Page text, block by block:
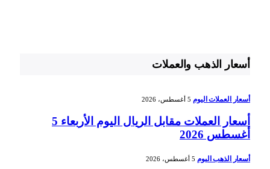
أسعار الذهب والعملات
أسعار العملات اليوم 5 أغسطس، 2026
أسعار العملات مقابل الريال اليوم الأربعاء 5
أغسطس 2026
أسعار الذهب اليوم 5 أغسطس، 2026